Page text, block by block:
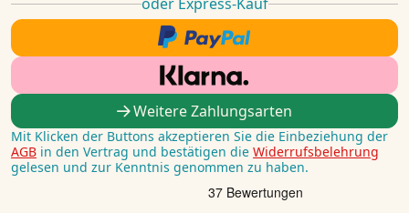
Weitere Zahlungsarten
Mit Klicken der Buttons akzeptieren Sie die Einbeziehung der
AGB in den Vertrag und bestätigen die Widerrufsbelehrung
gelesen und zur Kenntnis genommen zu haben.